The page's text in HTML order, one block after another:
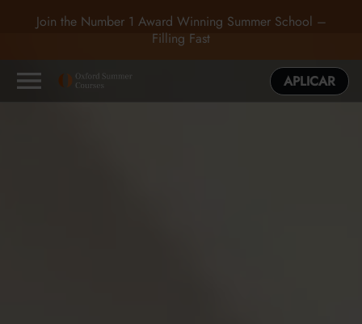
Join the Number 1 Award Winning Summer School –
Filling Fast
APLICAR